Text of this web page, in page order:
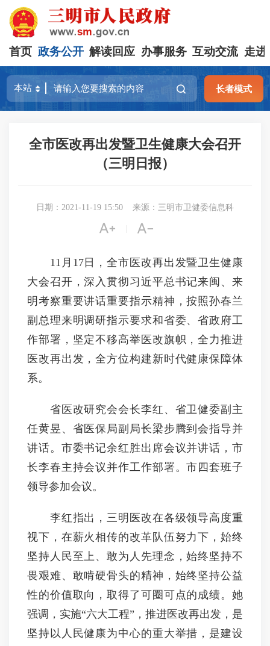
首页 政务公开 解读回应 办事服务 互动交流 走进
长者模式
全市医改再出发暨卫生健康大会召开
（三明日报）
日期：2021-11-19 15:50 来源：三明市卫健委信息科
 
11月17日，全市医改再出发暨卫生健康
大会召开，深入贯彻习近平总书记来闽、来
明考察重要讲话重要指示精神，按照孙春兰
副总理来明调研指示要求和省委、省政府工
作部署，坚定不移高举医改旗帜，全力推进
医改再出发，全方位构建新时代健康保障体
系。
省医改研究会会长李红、省卫健委副主
任黄昱、省医保局副局长梁步腾到会指导并
讲话。市委书记余红胜出席会议并讲话，市
长李春主持会议并作工作部署。市四套班子
领导参加会议。
李红指出，三明医改在各级领导高度重
视下，在薪火相传的改革队伍努力下，始终
坚持人民至上、敢为人先理念，始终坚持不
畏艰难、敢啃硬骨头的精神，始终坚持公益
性的价值取向，取得了可圈可点的成绩。她
强调，实施“六大工程”，推进医改再出发，是
坚持以人民健康为中心的重大举措，是建设